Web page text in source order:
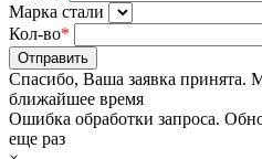
Марка стали
Кол-во*
Отправить
Спасибо, Ваша заявка принята.
ближайшее время
Ошибка обработки запроса.
еще раз